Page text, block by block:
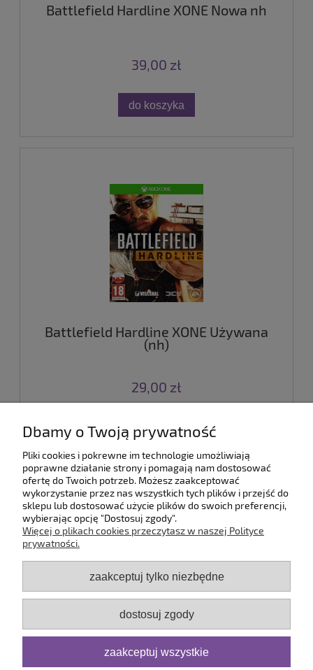
Battlefield Hardline XONE Nowa nh
39,00 zł
do koszyka
Battlefield Hardline XONE Używana
(nh)
29,00 zł
do koszyka
« 1 2 3 4 5 ... 9
Pomoc
Moje konto
Serwis
O firmie
Dbamy o Twoją prywatność
Pliki cookies i pokrewne im technologie umożliwiają
poprawne działanie strony i pomagają nam dostosować
ofertę do Twoich potrzeb. Możesz zaakceptować
wykorzystanie przez nas wszystkich tych plików i przejść do
sklepu lub dostosować użycie plików do swoich preferencji,
wybierając opcję "Dostosuj zgody".
Więcej o plikach cookies przeczytasz w naszej Polityce
prywatności.
zaakceptuj tylko niezbędne
dostosuj zgody
zaakceptuj wszystkie